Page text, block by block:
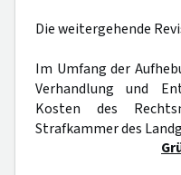
Die weitergehende
Im Umfang der
Verhandlung und
Kosten des
Strafkammer des